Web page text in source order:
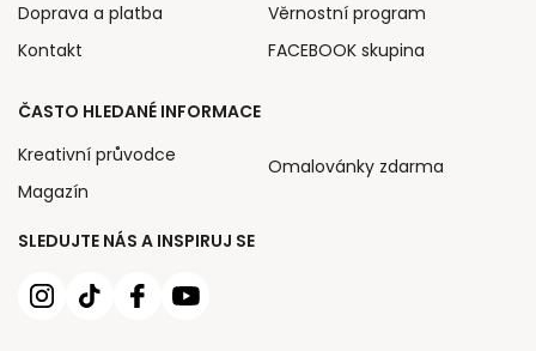
SLEDUJTE NÁS A INSPIRUJ SE
Doprava a platba
Kontakt
Věrnostní program
FACEBOOK skupina
ČASTO HLEDANÉ INFORMACE
Kreativní průvodce
Magazín
Omalovánky zdarma